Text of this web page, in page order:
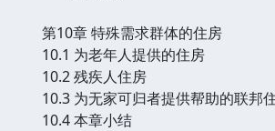
第10章 特殊需求群体的住房
10.1 为老年人提供的住房
10.2 残疾人住房
10.3 为无家可归者提供帮助的联邦
10.4 本章小结